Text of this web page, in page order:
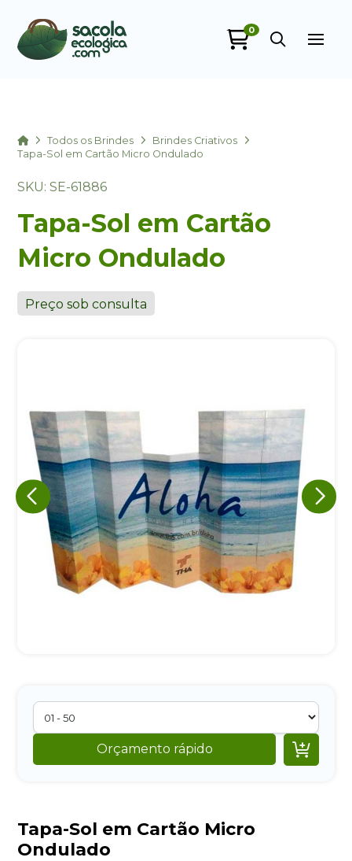
0
HomeTodos os Brindes
Brindes Criativos
Tapa-Sol em Cartão Micro Ondulado
SKU: SE-61886
Tapa-Sol em Cartão
Micro Ondulado
Preço sob consulta
Orçamento rápido 
Tapa-Sol em Cartão Micro
Ondulado
Eu concordo em receber comunicações.
A nossa empresa está comprometida a proteger e respeitar
sua privacidade, utilizaremos seus dados apenas para fins
de marketing. Você pode alterar suas preferências a
qualquer momento.
Iniciar conversa